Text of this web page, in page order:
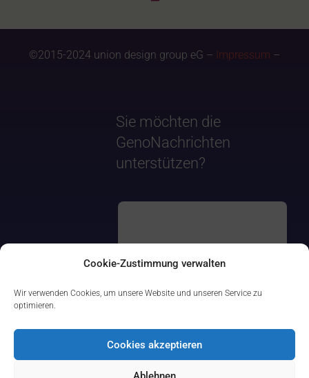
Cookie-Zustimmung verwalten
Wir verwenden Cookies, um unsere Website und unseren Service zu
optimieren.
Cookies akzeptieren
©2015-2024 union design group eG – Impressum –
Sie möchten die
GenoNachrichten
unterstützen?